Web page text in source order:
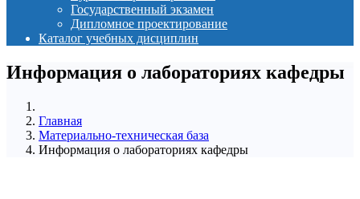
Государственный экзамен
Дипломное проектирование
Каталог учебных дисциплин
Информация о лабораториях кафедры
Главная
Материально-техническая база
Информация о лабораториях кафедры